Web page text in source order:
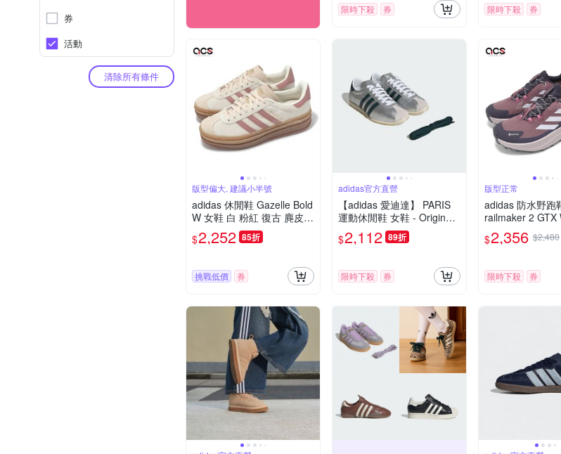
券
活動
清除所有條件
限時下殺 券 限時下殺 券
版型偏大, 建議小半號
adidas 休閒鞋 Gazelle Bold
W 女鞋 白 粉紅 復古 麂皮
厚底 增高 愛迪達 JS3893
$2,252 85折
挑戰低價 券
adidas官方直營
【adidas 愛迪達】 PARIS
運動休閒鞋 女鞋 - Originals
IH9223
$2,112 89折
限時下殺 券
版型正常
adidas 防水野跑
railmaker 2 GTX
紅 戶外 機能 愛
7
$2,356 $2,480
限時下殺 券